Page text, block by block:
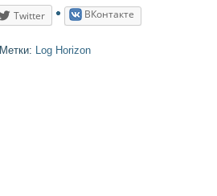
Twitter ВКонтакте
Метки: Log Horizon